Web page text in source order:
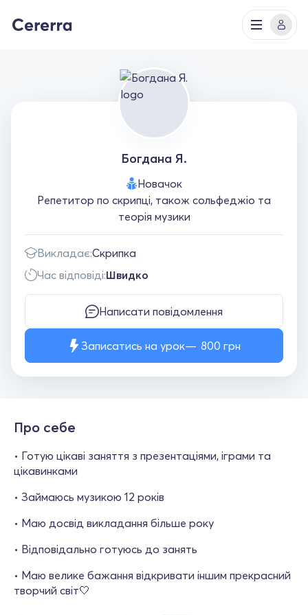
Богдана Я.
Новачок
Репетитор по скрипці, також сольфеджіо та
теорія музики
Викладає:Скрипка
Час відповіді:Швидко
Написати повідомлення
Записатись на урок 800 грн
Про себе
• Готую цікаві заняття з презентаціями, іграми та
цікавинками
• Займаюсь музикою 12 років
• Маю досвід викладання більше року
• Відповідально готуюсь до занять
• Маю велике бажання відкривати іншим прекрасний
творчий світ🤍